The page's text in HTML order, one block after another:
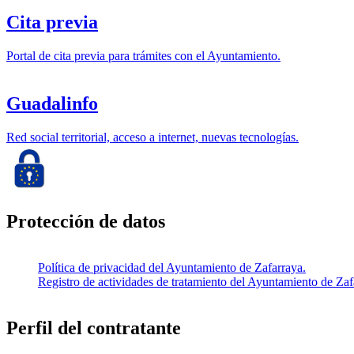
Cita previa
Portal de cita previa para trámites con el Ayuntamiento.
Guadalinfo
Red social territorial, acceso a internet, nuevas tecnologías.
Protección de datos
Política de privacidad del Ayuntamiento de Zafarraya.
Registro de actividades de tratamiento del Ayuntamiento de
Perfil del contratante